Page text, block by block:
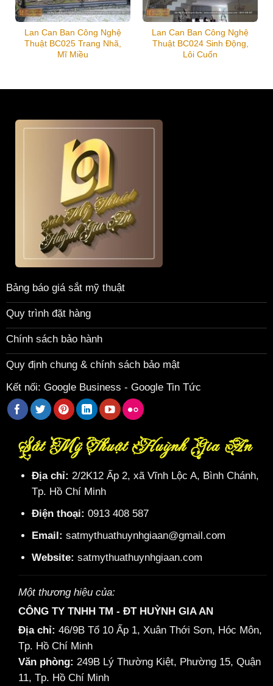
Lan Can Ban Công Nghệ
Thuật BC025 Trang Nhã,
Mĩ Miều
Lan Can Ban Công Nghệ
Thuật BC024 Sinh Động,
Lôi Cuốn
Bảng báo giá sắt mỹ thuật
Quy trình đặt hàng
Chính sách bảo hành
Quy định chung & chính sách bảo mật
Kết nối: Google Business - Google Tin Tức
Sắt Mỹ Thuật Huỳnh Gia An
Địa chỉ: 2/2K12 Ấp 2, xã Vĩnh Lộc A, Bình Chánh,
Tp. Hồ Chí Minh
Điện thoại: 0913 408 587
Email: satmythuathuynhgiaan@gmail.com
Website: satmythuathuynhgiaan.com
Một thương hiệu của:
CÔNG TY TNHH TM - ĐT HUỲNH GIA AN
Địa chỉ: 46/9B Tổ 10 Ấp 1, Xuân Thới Sơn, Hóc Môn,
Tp. Hồ Chí Minh
Văn phòng: 249B Lý Thường Kiệt, Phường 15, Quận
11, Tp. Hồ Chí Minh